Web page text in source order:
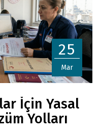
25
Mar
İçin Yasal
Yolları